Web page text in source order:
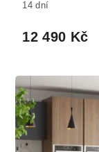
14 dní
12 490 Kč